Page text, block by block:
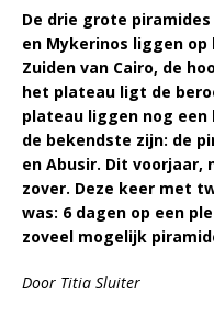
De drie grote piramides
en Mykerinos liggen
Zuiden van Cairo, de
het plateau ligt de
plateau liggen nog een
de bekendste zijn: de
en Abusir. Dit voorjaar,
zover. Deze keer met
was: 6 dagen op een
zoveel mogelijk
Door Titia Sluiter